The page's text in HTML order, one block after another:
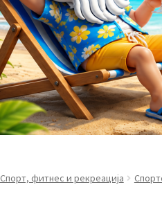
Спорт, фитнес и рекреација